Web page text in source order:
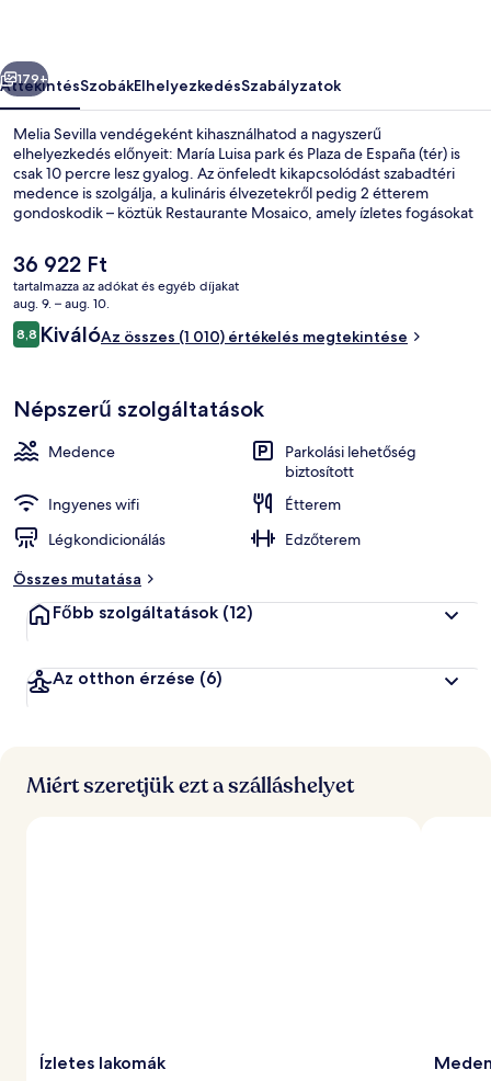
Következő
179+
ÁttekintésSzobákElhelyezkedésSzabályzatok
Melia Sevilla vendégeként kihasználhatod a nagyszerű
elhelyezkedés előnyeit: María Luisa park és Plaza de España (tér) is
csak 10 percre lesz gyalog. Az önfeledt kikapcsolódást szabadtéri
medence is szolgálja, a kulináris élvezetekről pedig 2 étterem
gondoskodik – köztük Restaurante Mosaico, amely ízletes fogásokat
medence melletti bár és 24 órában nyitva tartó fitneszterem
jóvoltából még nívósabb. Más utazók imádják a szálláshely
következő jellemzőit: segítőkész személyzet és a szálláshely általános
állapota. Rövid sétával megközelíthető a tömegközlekedés: San
Bernardo villamosmegálló 7 perc, Prado San Sebastián
villamosmegálló pedig 7 perc séta.
A
jelenlegi
ár
36 922 Ft
36 922 Ft
tartalmazza az adókat és egyéb díjakat
aug. 9. – aug. 10.
Értékelések
8,88,8 ennyiből: 10
KiválóAz összes (1 010) értékelés megtekintése
Népszerű szolgáltatások
Medence
Parkolási lehetőség
biztosított
Ingyenes wifi
Étterem
Légkondicionálás
Edzőterem
Összes mutatása
Főbb szolgáltatások (12)
Az otthon érzése (6)
Miért szeretjük ezt a szálláshelyet
Ízletes lakomák